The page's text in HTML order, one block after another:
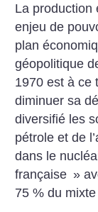
La production
enjeu de
plan
géopolitique
1970 est à ce
diminuer sa
diversifié les
pétrole et de
dans le
française »
75 % du